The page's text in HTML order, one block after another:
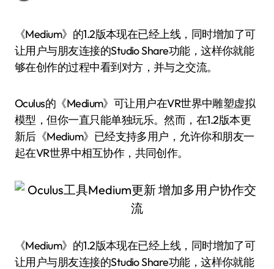
《Medium》的1.2版本现在已经上线，同时增加了可
让用户与朋友连接的Studio Share功能，这样你就能
够在创作的过程中看到对方，并与之交流。
Oculus的《Medium》可让用户在VR世界中雕塑虚拟
模型，但你一直只能单独玩乐。然而，在1.2版本更
新后《Medium》已经支持多用户，允许你和朋友一
起在VR世界中相互协作，共同创作。
《Medium》的1.2版本现在已经上线，同时增加了可
让用户与朋友连接的Studio Share功能，这样你就能